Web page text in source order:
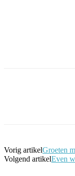
Vorig artikelGroeten
Volgend artikelEven